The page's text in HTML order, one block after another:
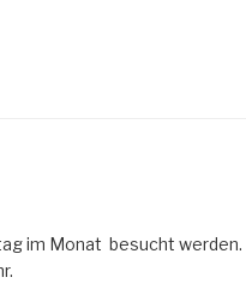
im Monat besucht werden.